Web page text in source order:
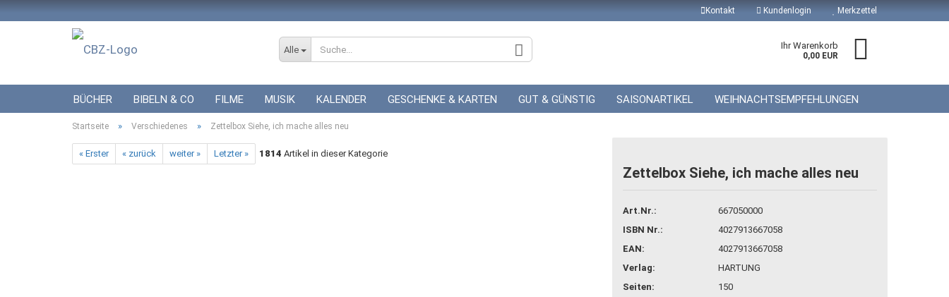
Kontakt Kundenlogin
Konto erstellen
Passwort vergessen?
Merkzettel
Alle Ihr Warenkorb
0,00 EUR
BÜCHER BIBELN & CO FILME MUSIK KALENDER GESCHENKE & KARTEN GUT & GÜNSTIG SAISONARTIKEL WEIHNACHTSEMPFEHLUNGEN
ICF BÜCHER VERSCHIEDENES GESCHENKE ZUR HOCHZEIT
Startseite » Verschiedenes » Zettelbox Siehe, ich mache alles neu
« Erster « zurück weiter » Letzter » 1814 Artikel in dieser Kategorie
Zettelbox Siehe, ich mache alles neu
Art.Nr.:
667050000
ISBN Nr.:
4027913667058
EAN:
4027913667058
Verlag:
HARTUNG
Seiten:
150